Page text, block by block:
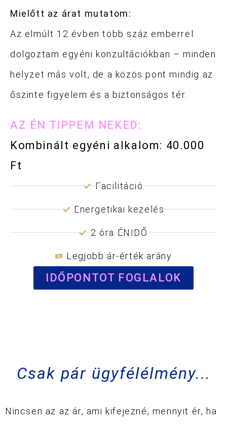
Mielőtt az árat mutatom:
Az elmúlt 12 évben több száz emberrel
dolgoztam egyéni konzultációkban – minden
helyzet más volt, de a közös pont mindig az
őszinte figyelem és a biztonságos tér.
AZ ÉN TIPPEM NEKED:
Kombinált egyéni alkalom: 40.000
Ft
Facilitáció
Energetikai kezelés
2 óra ÉNIDŐ
Legjobb ár-érték arány
IDŐPONTOT FOGLALOK
Csak pár ügyfélélmény...
Nincsen az az ár, ami kifejezné, mennyit ér, ha